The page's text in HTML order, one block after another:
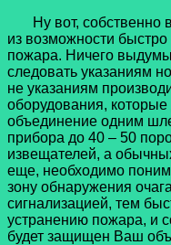
Ну вот, собственно
из возможности
пожара. Ничего
следовать указаниям
не указаниям
оборудования, которые
объединение одним
прибора до 40 – 50
извещателей, а
еще, необходимо
зону обнаружения
сигнализацией, тем
устранению пожара, и
будет защищен Ваш